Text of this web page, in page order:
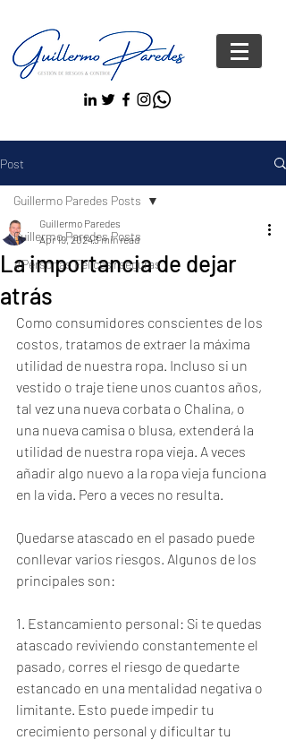
Post
Guillermo Paredes Posts
#Personas FelicesYseguras
Guillermo Paredes Posts
La importancia de dejar
atrás
Guillermo Paredes
Apr 19, 20243 min read
Como consumidores conscientes de los
costos, tratamos de extraer la máxima
utilidad de nuestra ropa. Incluso si un
vestido o traje tiene unos cuantos años,
tal vez una nueva corbata o Chalina, o
una nueva camisa o blusa, extenderá la
utilidad de nuestra ropa vieja. A veces
añadir algo nuevo a la ropa vieja funciona
en la vida. Pero a veces no resulta.
Quedarse atascado en el pasado puede
conllevar varios riesgos. Algunos de los
principales son:
1. Estancamiento personal: Si te quedas
atascado reviviendo constantemente el
pasado, corres el riesgo de quedarte
estancado en una mentalidad negativa o
limitante. Esto puede impedir tu
crecimiento personal y dificultar tu